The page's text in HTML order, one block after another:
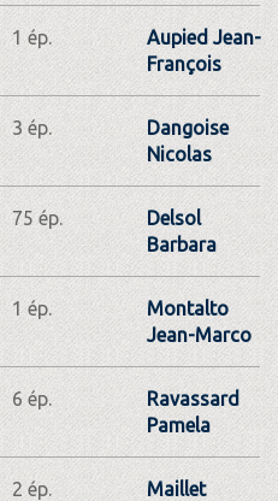
1 ép.
Aupied Jean-
François
3 ép.
Dangoise
Nicolas
75 ép.
Delsol
Barbara
1 ép.
Montalto
Jean-Marco
6 ép.
Ravassard
Pamela
2 ép.
Maillet